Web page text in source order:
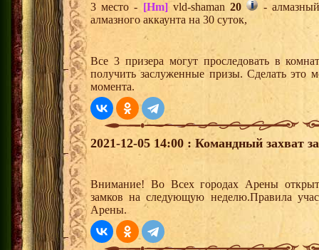
3 место - [Hm]vld-shaman20
-
алмазного аккаунта на 30 суток,
Все 3 призера могут проследовать в
получить заслуженные призы. Сделать это
момента.
2021-12-05 14:00 : Командный захват
Внимание! Во Всех городах Арены
замков на следующую неделю.Правила
Арены.